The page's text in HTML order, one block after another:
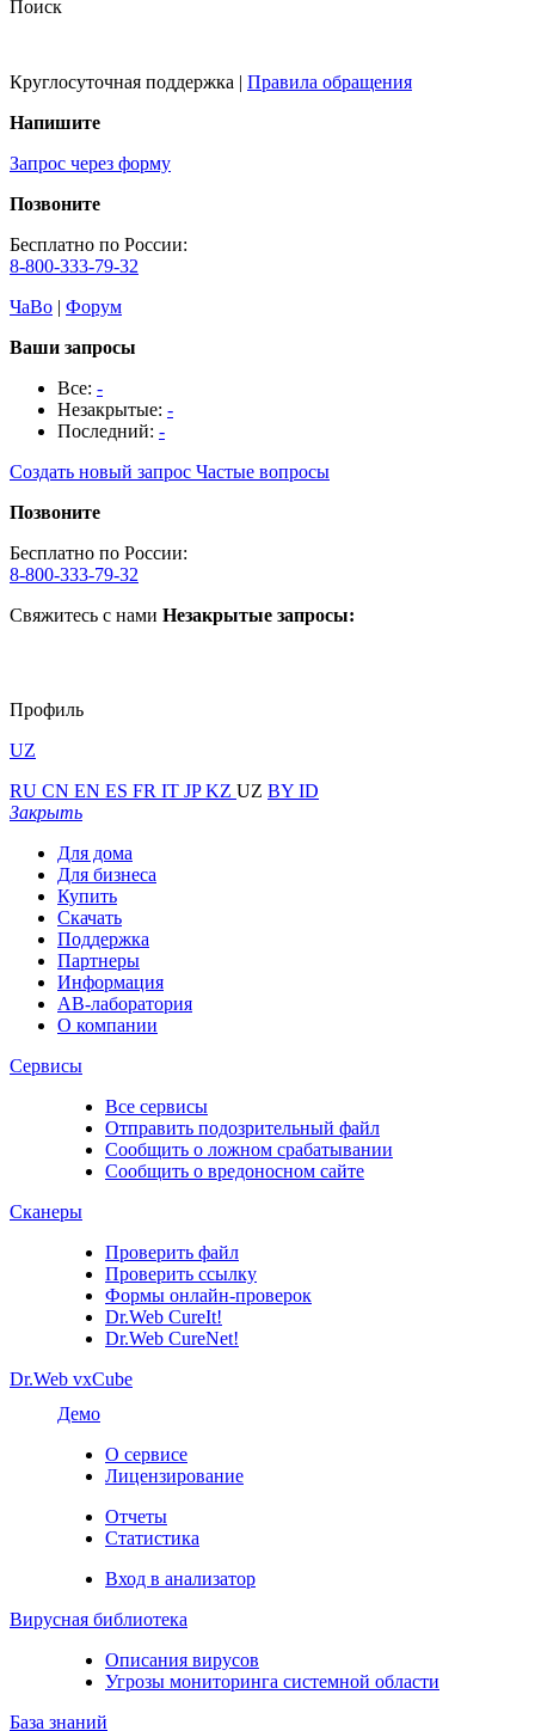
Поиск
Круглосуточная поддержка | Правила обращения
Напишите
Запрос через форму
Позвоните
Бесплатно по России:
8-800-333-79-32
ЧаВо | Форум
Ваши запросы
Все: -
Незакрытые: -
Последний: -
Создать новый запрос Частые вопросы
Позвоните
Бесплатно по России:
8-800-333-79-32
Свяжитесь с нами Незакрытые запросы:
Профиль
UZ
RU CN EN ES FR IT JPKZ UZ BY ID
Закрыть
Для дома
Для бизнеса
Купить
Скачать
Поддержка
Партнеры
Информация
АВ-лаборатория
О компании
Сервисы
Все сервисы
Отправить подозрительный файл
Сообщить о ложном срабатывании
Сообщить о вредоносном сайте
Сканеры
Проверить файл
Проверить ссылку
Формы онлайн-проверок
Dr.Web CureIt!
Dr.Web CureNet!
Dr.Web vxCube
Демо
О сервисе
Лицензирование
Отчеты
Статистика
Вход в анализатор
Вирусная библиотека
Описания вирусов
Угрозы мониторинга системной области
База знаний